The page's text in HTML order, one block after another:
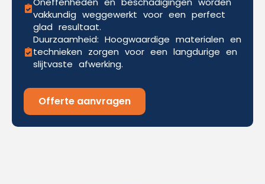
vakkundig weggewerkt voor een perfect
glad resultaat.
Duurzaamheid: Hoogwaardige materialen en
technieken zorgen voor een langdurige en
slijtvaste afwerking.
Offerte aanvragen